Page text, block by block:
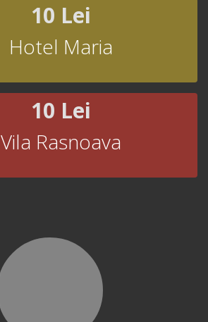
10 Lei
Hotel Maria
10 Lei
Vila Rasnoava